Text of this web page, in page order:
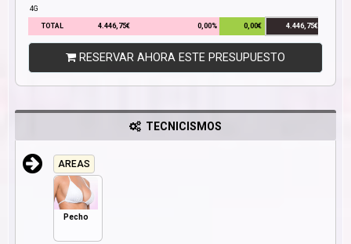
4G
TOTAL 4.446,75€ 0,00% 0,00€ 4.446,75€
RESERVAR AHORA ESTE PRESUPUESTO
TECNICISMOS
AREAS
Pecho